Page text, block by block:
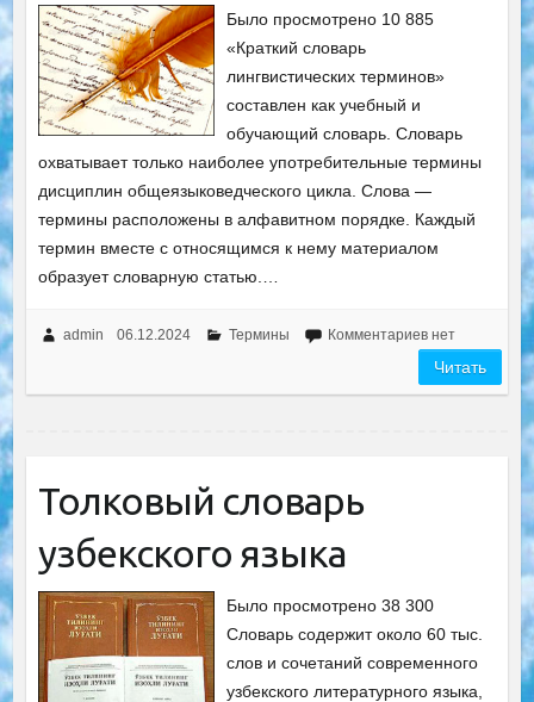
Было просмотрено 10 885
«Краткий словарь
лингвистических терминов»
составлен как учебный и
обучающий словарь. Словарь
охватывает только наиболее употребительные термины
дисциплин общеязыковедческого цикла. Слова —
термины расположены в алфавитном порядке. Каждый
термин вместе с относящимся к нему материалом
образует словарную статью.…
admin 06.12.2024 Термины Комментариев нет
Читать
Толковый словарь
узбекского языка
Было просмотрено 38 300
Словарь содержит около 60 тыс.
слов и сочетаний современного
узбекского литературного языка,